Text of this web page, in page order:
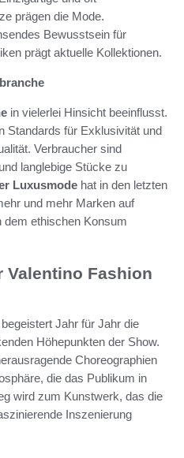
prägen die Mode.
Bewusstsein für
prägt aktuelle Kollektionen.
in vielerlei Hinsicht beeinflusst.
Standards für Exklusivität und
Verbraucher sind
langlebige Stücke zu
Luxusmode hat in den letzten
und mehr Marken auf
dem ethischen Konsum
Valentino Fashion
begeistert Jahr für Jahr die
Höhepunkten der Show.
Choreographien
die das Publikum in
wird zum Kunstwerk, das die
Inszenierung